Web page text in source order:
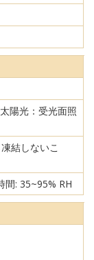
陽光：受光面照
結しないこ
間: 35~95% RH